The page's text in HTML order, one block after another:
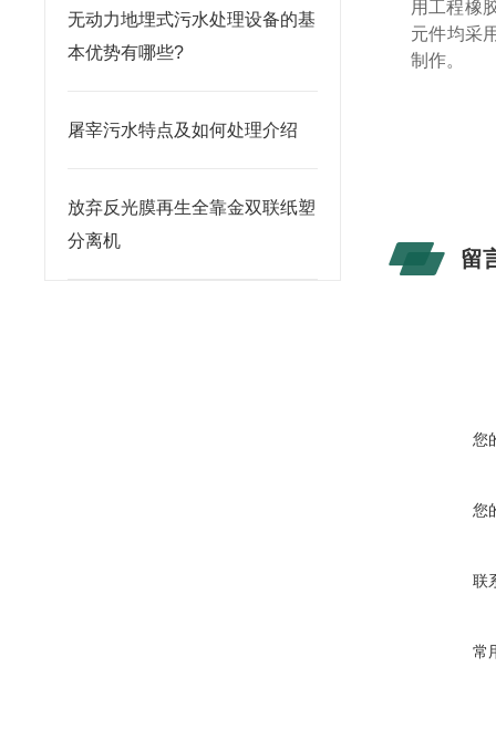
无动力地埋式污水处理设备的基
本优势有哪些?
屠宰污水特点及如何处理介绍
放弃反光膜再生全靠金双联纸塑
分离机
用工程橡
元件均采
制作。
留
您
您
联
常